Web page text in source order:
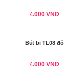
4.000 VNĐ
Bút bi TL08 đỏ
4.000 VNĐ